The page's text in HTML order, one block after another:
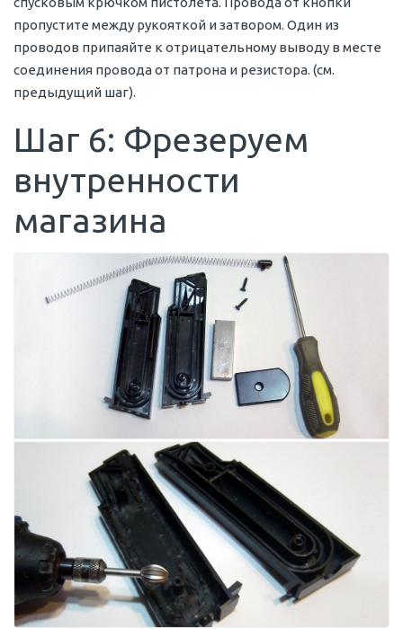
пропустите между рукояткой и затвором. Один из
проводов припаяйте к отрицательному выводу в месте
соединения провода от патрона и резистора. (см.
предыдущий шаг).
Шаг 6: Фрезеруем
внутренности
магазина